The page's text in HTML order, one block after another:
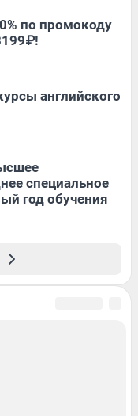
по промокоду
английского
специальное
год обучения